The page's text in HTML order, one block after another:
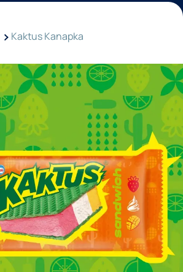
Kaktus Kanapka